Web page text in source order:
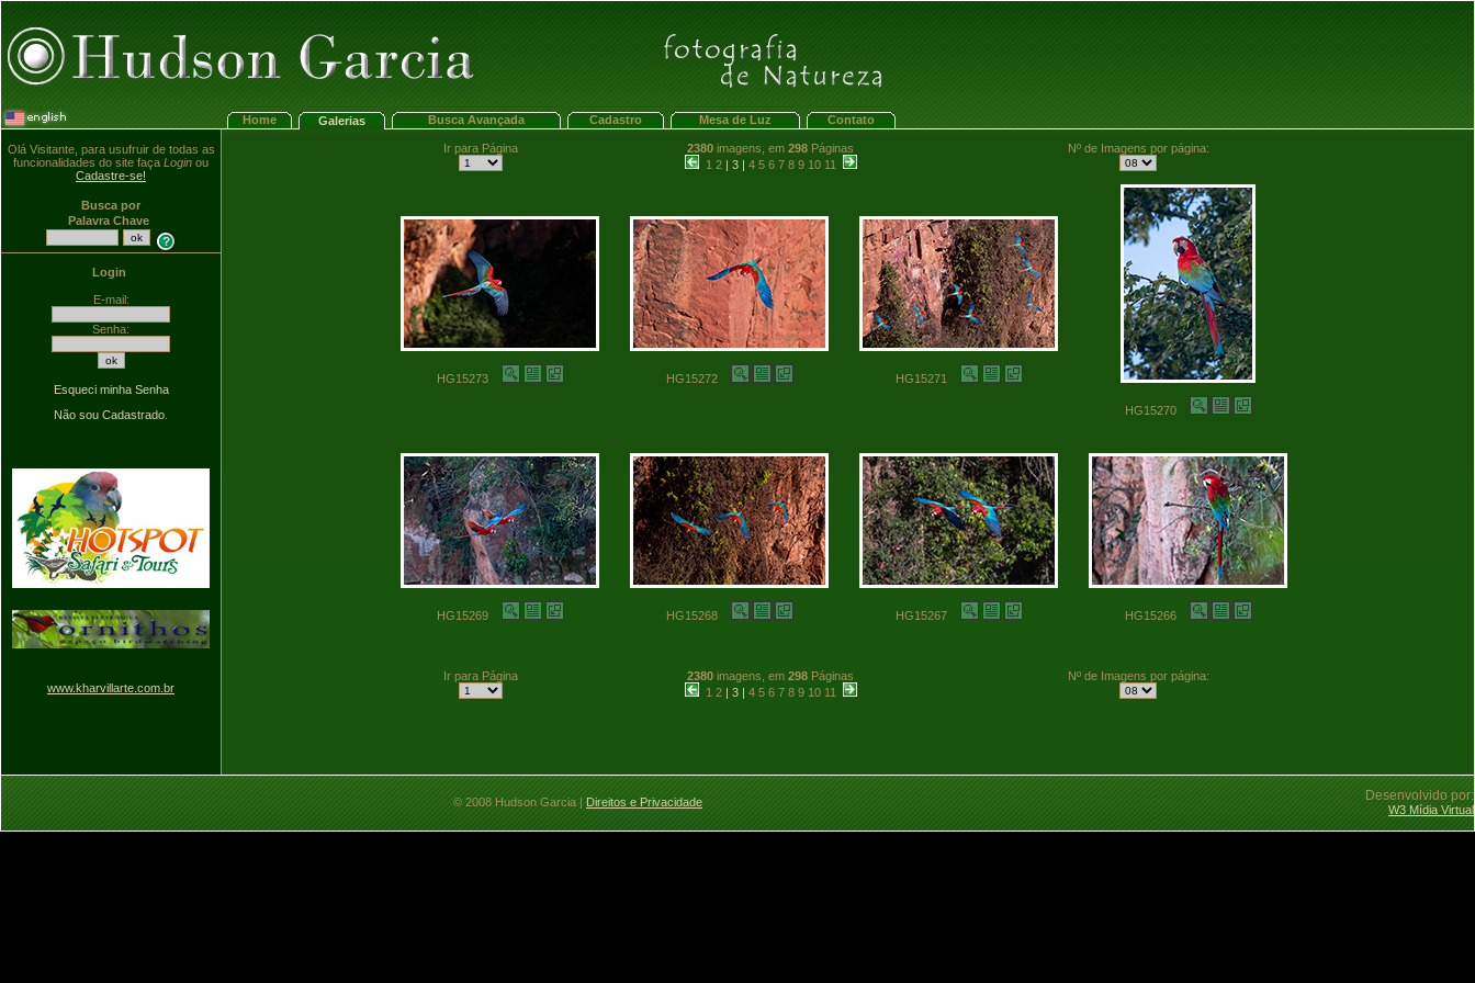
Home Galerias Busca Avançada Cadastro Mesa de Luz Contato
Olá Visitante, para usufruir de todas as
funcionalidades do site faça Login ou
Cadastre-se!
Busca por
Palavra Chave
Login
E-mail:
Senha:
Esqueci minha Senha
Não sou Cadastrado
www.kharvillarte.com.br
Ir para Página 2380 imagens, em 298 Páginas
1 2 | 3 | 4 5 6 7 8 9 10 11
Nº de Imagens por página:
HG15273 HG15272 HG15271
HG15270
HG15269 HG15268 HG15267 HG15266
Ir para Página 2380 imagens, em 298 Páginas
1 2 | 3 | 4 5 6 7 8 9 10 11
Nº de Imagens por página:
© 2008 Hudson Garcia |Direitos e Privacidade Desenvolvido por:
W3 Mídia Virtual